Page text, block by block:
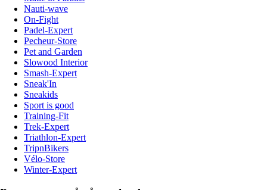
Nauti-wave
On-Fight
Padel-Expert
Pecheur-Store
Pet and Garden
Slowood Interior
Smash-Expert
Sneak'In
Sneakids
Sport is good
Training-Fit
Trek-Expert
Triathlon-Expert
TripnBikers
Vélo-Store
Winter-Expert